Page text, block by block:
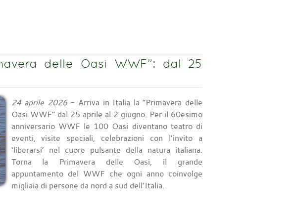
delle Oasi WWF”: dal 25
24 aprile 2026- Arriva in Italia la “Primavera delle
Oasi WWF” dal 25 aprile al 2 giugno. Per il 60esimo
anniversario WWF le 100 Oasi diventano teatro di
eventi, visite speciali, celebrazioni con l’invito a
‘liberarsi’ nel cuore pulsante della natura italiana.
Torna la Primavera delle Oasi, il grande
appuntamento del WWF che ogni anno coinvolge
migliaia di persone da nord a sud dell’Italia.